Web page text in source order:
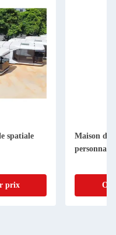
Maison de
personnalisé
Obtenez le